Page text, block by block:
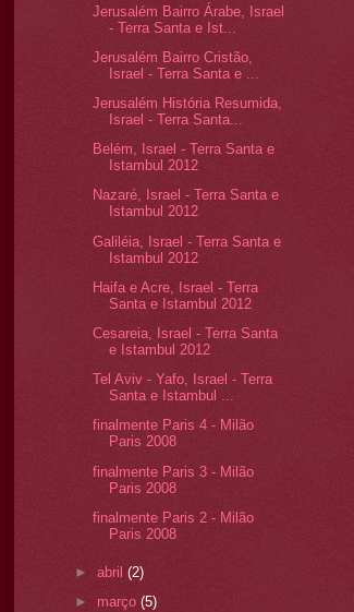
Jerusalém Bairro Árabe, Israel
- Terra Santa e Ist...
Jerusalém Bairro Cristão,
Israel - Terra Santa e ...
Jerusalém História Resumida,
Israel - Terra Santa...
Belém, Israel - Terra Santa e
Istambul 2012
Nazaré, Israel - Terra Santa e
Istambul 2012
Galiléia, Israel - Terra Santa e
Istambul 2012
Haifa e Acre, Israel - Terra
Santa e Istambul 2012
Cesareia, Israel - Terra Santa
e Istambul 2012
Tel Aviv - Yafo, Israel - Terra
Santa e Istambul ...
finalmente Paris 4 - Milão
Paris 2008
finalmente Paris 3 - Milão
Paris 2008
finalmente Paris 2 - Milão
Paris 2008
►abril(2)
► março(5)